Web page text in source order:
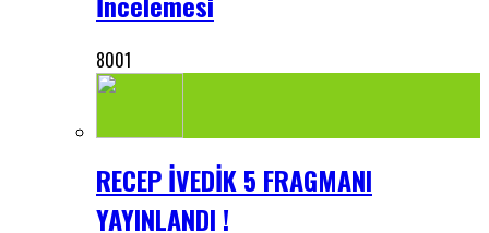
8001
RECEP İVEDİK 5 FRAGMANI
YAYINLANDI !